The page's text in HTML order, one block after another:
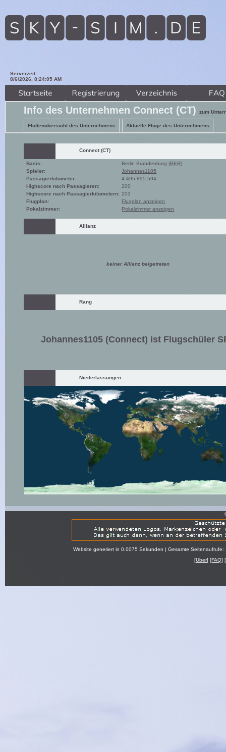
Serverzeit:
8/6/2026, 8:24:07 AM
Info des Unternehmen Connect (CT) zum
Flottenübersicht des Unternehmens Aktuelle Flüge des Unternehmens
Connect (CT)
Basis: Berlin Brandenburg (BER)
Spieler:
Johannes1105
Passagierkilometer:
4.495.895.594
Highscore nach Passagieren:
200
Highscore nach Passagierkilometern: 203
Flugplan:
Flugplan anzeigen
Pokalzimmer:
Pokalzimmer anzeigen
Allianz
keiner Allianz beigetreten
Rang
Johannes1105 (Connect) ist Flugschüler
Niederlassungen
Website generiert in 0.0075 Sekunden | Gesamte
[Über] [FAQ] [